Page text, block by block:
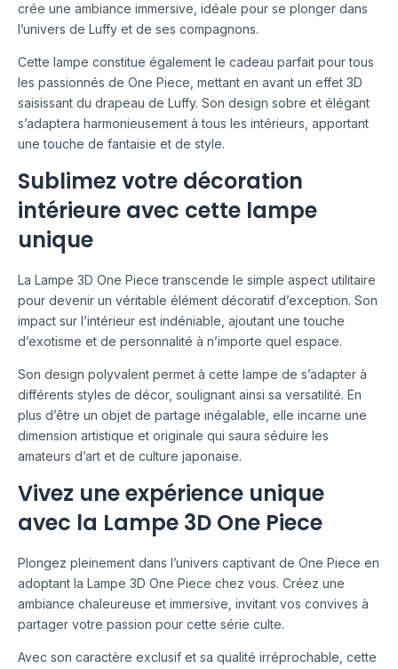
crée une ambiance immersive, idéale pour se plonger dans
l’univers de Luffy et de ses compagnons.
Cette lampe constitue également le cadeau parfait pour tous
les passionnés de One Piece, mettant en avant un effet 3D
saisissant du drapeau de Luffy. Son design sobre et élégant
s’adaptera harmonieusement à tous les intérieurs, apportant
une touche de fantaisie et de style.
Sublimez votre décoration
intérieure avec cette lampe
unique
La Lampe 3D One Piece transcende le simple aspect utilitaire
pour devenir un véritable élément décoratif d’exception. Son
impact sur l’intérieur est indéniable, ajoutant une touche
d’exotisme et de personnalité à n’importe quel espace.
Son design polyvalent permet à cette lampe de s’adapter à
différents styles de décor, soulignant ainsi sa versatilité. En
plus d’être un objet de partage inégalable, elle incarne une
dimension artistique et originale qui saura séduire les
amateurs d’art et de culture japonaise.
Vivez une expérience unique
avec la Lampe 3D One Piece
Plongez pleinement dans l’univers captivant de One Piece en
adoptant la Lampe 3D One Piece chez vous. Créez une
ambiance chaleureuse et immersive, invitant vos convives à
partager votre passion pour cette série culte.
Avec son caractère exclusif et sa qualité irréprochable, cette